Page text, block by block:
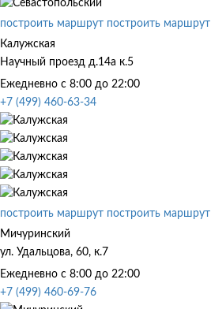
построить маршрут построить маршрут
Калужская
Научный проезд д.14а к.5
Ежедневно с 8:00 до 22:00
+7 (499) 460-63-34
построить маршрут построить маршрут
Мичуринский
ул. Удальцова, 60, к.7
Ежедневно с 8:00 до 22:00
+7 (499) 460-69-76